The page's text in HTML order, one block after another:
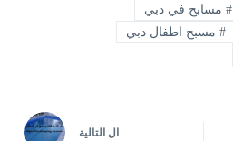
#مسابح في دبي
#مسبح اطفال دبي
ال التالية